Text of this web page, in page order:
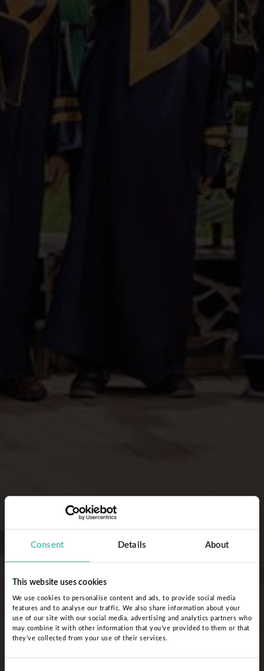
Consent Details About
This website uses cookies
We use cookies to personalise content and ads, to provide social media
features and to analyse our traffic. We also share information about your
use of our site with our social media, advertising and analytics partners who
may combine it with other information that you’ve provided to them or that
they’ve collected from your use of their services.